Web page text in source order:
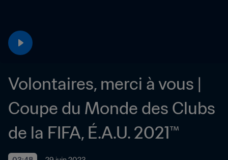
Volontaires, merci à vous |
Coupe du Monde des Clubs
de la FIFA, É.A.U. 2021™